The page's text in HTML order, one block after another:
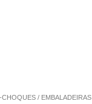
/ EMBALADEIRAS